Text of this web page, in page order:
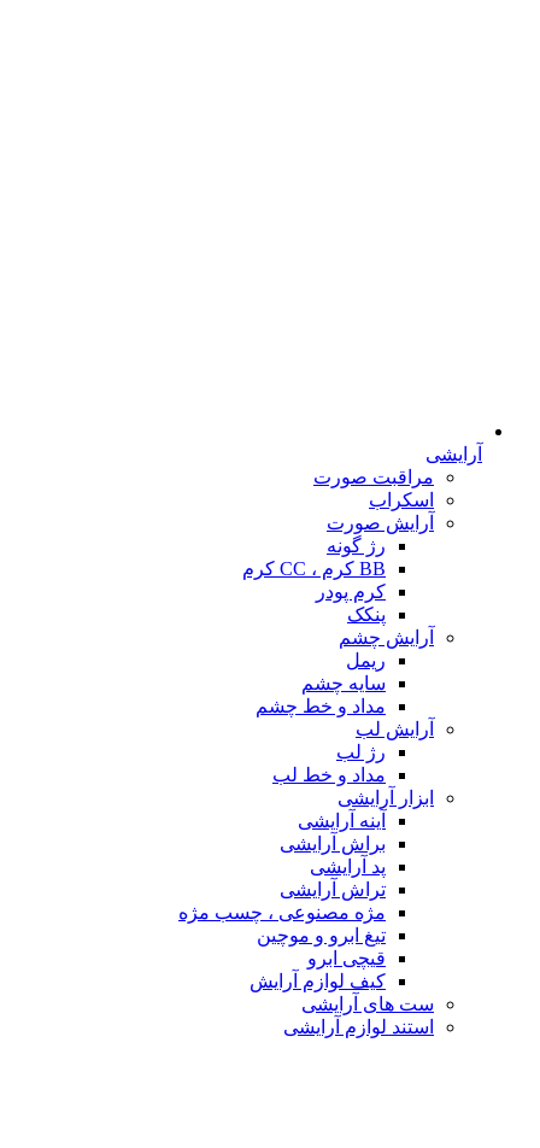
آرایشی
مراقبت صورت
اسکراب
آرایش صورت
رژ گونه
BB کرم ، CC کرم
کرم پودر
پنکک
آرایش چشم
ریمل
سایه چشم
مداد و خط چشم
آرایش لب
رژ لب
مداد و خط لب
ابزار آرایشی
آینه آرایشی
براش آرایشی
پد آرایشی
تراش آرایشی
مژه مصنوعی ، چسب مژه
تیغ ابرو و موچین
قیچی ابرو
کیف لوازم آرایش
ست های آرایشی
استند لوازم آرایشی